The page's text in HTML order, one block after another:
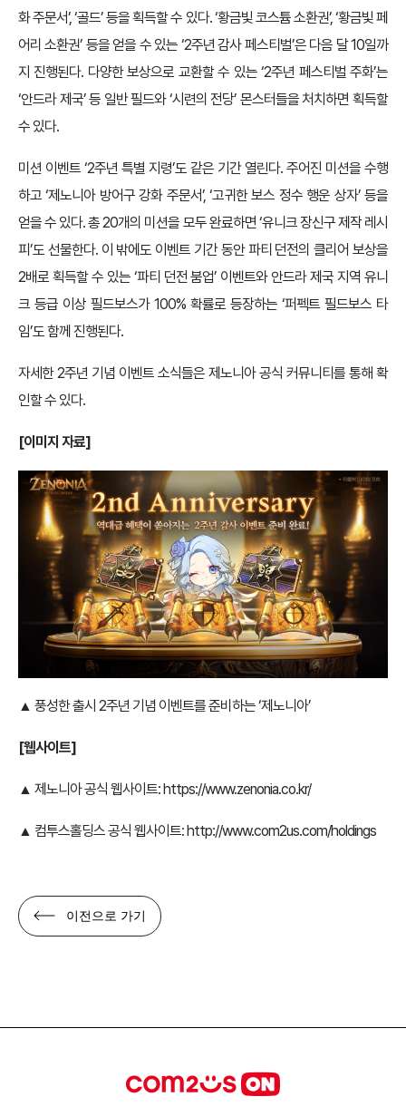
화 주문서’, ‘골드’ 등을 획득할 수 있다. ‘황금빛 코스튬 소환권’, ‘황금빛 페
어리 소환권’ 등을 얻을 수 있는 ‘2주년 감사 페스티벌’은 다음 달 10일까
지 진행된다. 다양한 보상으로 교환할 수 있는 ‘2주년 페스티벌 주화’는
‘안드라 제국’ 등 일반 필드와 ‘시련의 전당’ 몬스터들을 처치하면 획득할
수 있다.
미션 이벤트 ‘2주년 특별 지령’도 같은 기간 열린다. 주어진 미션을 수행
하고 ‘제노니아 방어구 강화 주문서’, ‘고귀한 보스 정수 행운 상자’ 등을
얻을 수 있다. 총 20개의 미션을 모두 완료하면 ‘유니크 장신구 제작 레시
피’도 선물한다. 이 밖에도 이벤트 기간 동안 파티 던전의 클리어 보상을
2배로 획득할 수 있는 ‘파티 던전 붐업’ 이벤트와 안드라 제국 지역 유니
크 등급 이상 필드보스가 100% 확률로 등장하는 ‘퍼펙트 필드보스 타
임’도 함께 진행된다.
자세한 2주년 기념 이벤트 소식들은 제노니아 공식 커뮤니티를 통해 확
인할 수 있다.
[이미지 자료]
▲ 풍성한 출시 2주년 기념 이벤트를 준비하는 ‘제노니아’
[웹사이트]
▲ 제노니아 공식 웹사이트: https://www.zenonia.co.kr/
▲ 컴투스홀딩스 공식 웹사이트: http://www.com2us.com/holdings
이전으로 가기